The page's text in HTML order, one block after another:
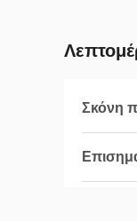
Σκόνη